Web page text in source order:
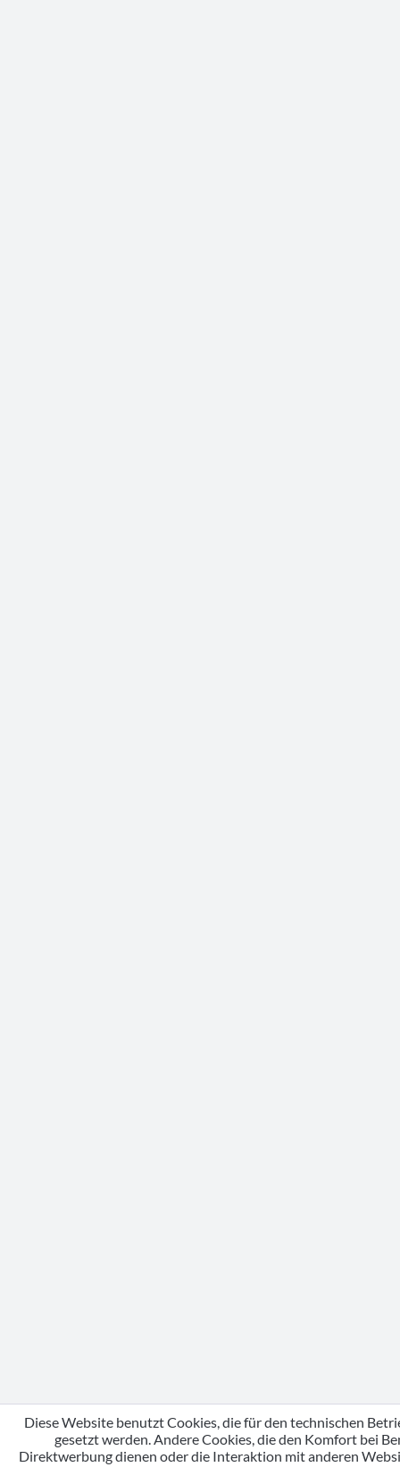
Diese Website benutzt Cookies, die für den technischen
gesetzt werden. Andere Cookies, die den Komfort bei
Direktwerbung dienen oder die Interaktion mit anderen